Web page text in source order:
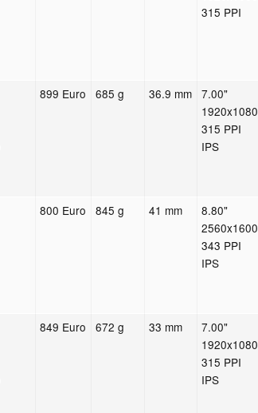
315 PPI
899 Euro 685 g 36.9 mm
7.00"
1920x1080
315 PPI
IPS
800 Euro 845 g 41 mm
8.80"
2560x1600
343 PPI
IPS
849 Euro 672 g 33 mm
7.00"
1920x1080
315 PPI
IPS